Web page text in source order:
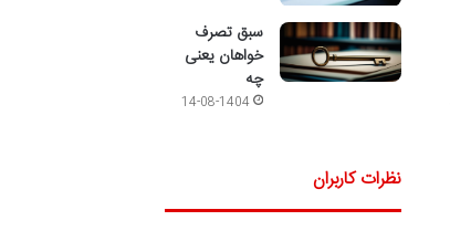
سبق تصرف
خواهان یعنی
چه
14-08-1404
نظرات کاربران